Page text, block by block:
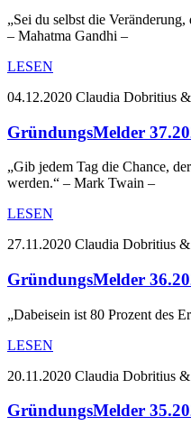
„Sei du selbst die
– Mahatma Gandhi –
LESEN
04.12.2020 Claudia Dobritius
GründungsMelder
„Gib jedem Tag die Chance,
werden.“ – Mark Twain –
LESEN
27.11.2020 Claudia Dobritius
GründungsMelder
„Dabeisein ist 80 Prozent des
LESEN
20.11.2020 Claudia Dobritius
GründungsMelder